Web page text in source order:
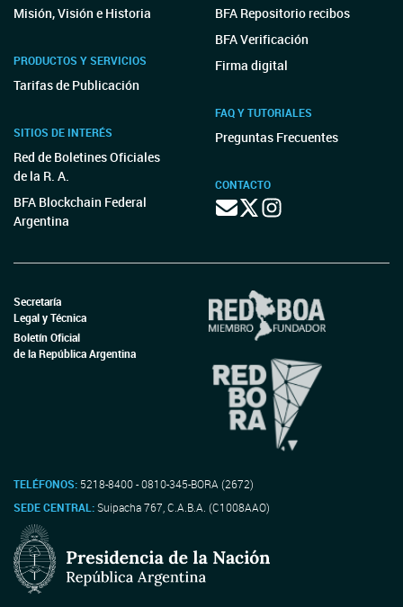
Misión, Visión e Historia
PRODUCTOS Y SERVICIOS
Tarifas de Publicación
SITIOS DE INTERÉS
Red de Boletines Oficiales
de la R. A.
BFA Blockchain Federal
Argentina
BFA Repositorio recibos
BFA Verificación
Firma digital
FAQ Y TUTORIALES
Preguntas Frecuentes
CONTACTO
Secretaría
Legal y Técnica
Boletín Oficial
de la República Argentina
TELÉFONOS: 5218-8400 - 0810-345-BORA (2672)
SEDE CENTRAL:Suipacha 767, C.A.B.A. (C1008AAO)